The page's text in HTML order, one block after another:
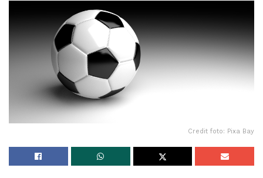
Credit foto: Pixa Bay